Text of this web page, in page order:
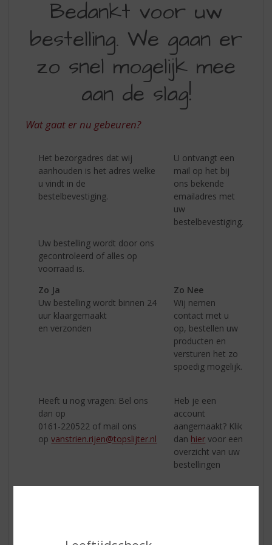
Bedankt voor uw
bestelling. We gaan er
zo snel mogelijk mee
aan de slag!
Wat gaat er nu gebeuren?
Het bezorgadres dat wij
aanhouden is het adres welke
u vindt in de
bestelbevestiging.
U ontvangt een
mail op het bij
ons bekende
emailadres met
uw
bestelbevestiging.
Uw bestelling wordt door ons
gecontroleerd of alles op
voorraad is.
Zo Ja
Uw bestelling wordt binnen 24
uur klaargemaakt
en verzonden
Zo Nee
Wij nemen
contact met u
op, bestellen uw
producten en
versturen het zo
spoedig mogelijk.
Heeft u nog vragen: Bel ons
dan op
0161-220522 of mail ons
opvanstrien.rijen@topslijter.nl
Heb je een
account
aangemaakt? Klik
dan hier voor een
overzicht van uw
bestellingen